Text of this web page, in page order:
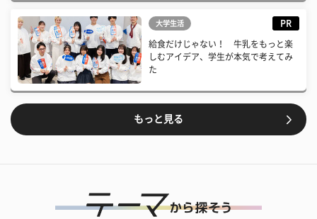
大学生活 PR
給食だけじゃない！ 牛乳をもっと楽
しむアイデア、学生が本気で考えてみ
た
もっと見る